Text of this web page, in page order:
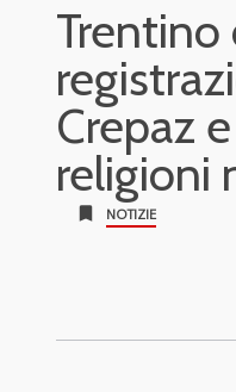
Trentino
Crepaz
religioni
bookmark NOTIZIE